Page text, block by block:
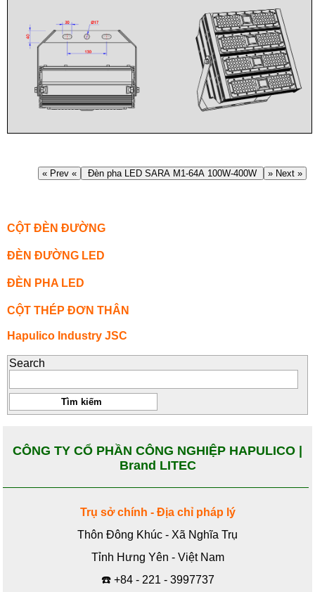
« Prev « Đèn pha LED SARA M1-64A 100W-400W » Next »
CỘT ĐÈN ĐƯỜNG
ĐÈN ĐƯỜNG LED
ĐÈN PHA LED
CỘT THÉP ĐƠN THÂN
Hapulico Industry JSC
Search
CÔNG TY CỔ PHẦN CÔNG NGHIỆP HAPULICO |
Brand LITEC
Trụ sở chính - Địa chỉ pháp lý
Thôn Đông Khúc - Xã Nghĩa Trụ
Tỉnh Hưng Yên - Việt Nam
☎️ +84 - 221 - 3997737